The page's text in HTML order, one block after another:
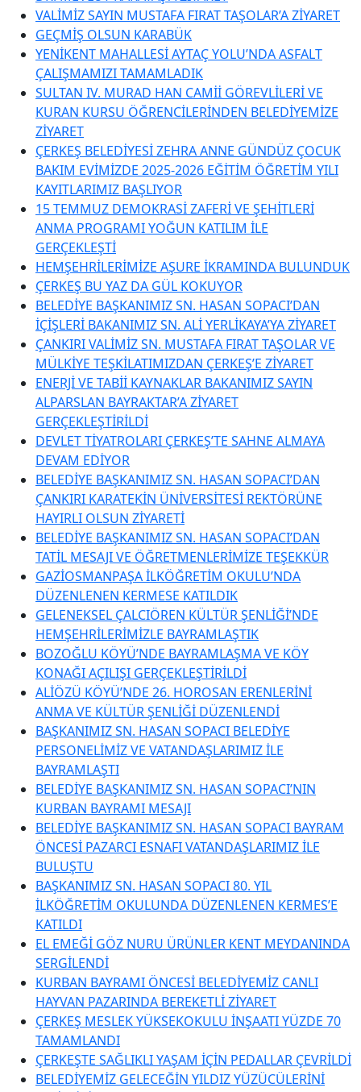
VALİMİZ SAYIN MUSTAFA FIRAT TAŞOLAR’A ZİYARET
GEÇMİŞ OLSUN KARABÜK
YENİKENT MAHALLESİ AYTAÇ YOLU’NDA ASFALT
ÇALIŞMAMIZI TAMAMLADIK
SULTAN IV. MURAD HAN CAMİİ GÖREVLİLERİ VE
KURAN KURSU ÖĞRENCİLERİNDEN BELEDİYEMİZE
ZİYARET
ÇERKEŞ BELEDİYESİ ZEHRA ANNE GÜNDÜZ ÇOCUK
BAKIM EVİMİZDE 2025-2026 EĞİTİM ÖĞRETİM YILI
KAYITLARIMIZ BAŞLIYOR
15 TEMMUZ DEMOKRASİ ZAFERİ VE ŞEHİTLERİ
ANMA PROGRAMI YOĞUN KATILIM İLE
GERÇEKLEŞTİ
HEMŞEHRİLERİMİZE AŞURE İKRAMINDA BULUNDUK
ÇERKEŞ BU YAZ DA GÜL KOKUYOR
BELEDİYE BAŞKANIMIZ SN. HASAN SOPACI’DAN
İÇİŞLERİ BAKANIMIZ SN. ALİ YERLİKAYA’YA ZİYARET
ÇANKIRI VALİMİZ SN. MUSTAFA FIRAT TAŞOLAR VE
MÜLKİYE TEŞKİLATIMIZDAN ÇERKEŞ’E ZİYARET
ENERJİ VE TABİİ KAYNAKLAR BAKANIMIZ SAYIN
ALPARSLAN BAYRAKTAR’A ZİYARET
GERÇEKLEŞTİRİLDİ
DEVLET TİYATROLARI ÇERKEŞ’TE SAHNE ALMAYA
DEVAM EDİYOR
BELEDİYE BAŞKANIMIZ SN. HASAN SOPACI’DAN
ÇANKIRI KARATEKİN ÜNİVERSİTESİ REKTÖRÜNE
HAYIRLI OLSUN ZİYARETİ
BELEDİYE BAŞKANIMIZ SN. HASAN SOPACI’DAN
TATİL MESAJI VE ÖĞRETMENLERİMİZE TEŞEKKÜR
GAZİOSMANPAŞA İLKÖĞRETİM OKULU’NDA
DÜZENLENEN KERMESE KATILDIK
GELENEKSEL ÇALCIÖREN KÜLTÜR ŞENLİĞİ’NDE
HEMŞEHRİLERİMİZLE BAYRAMLAŞTIK
BOZOĞLU KÖYÜ’NDE BAYRAMLAŞMA VE KÖY
KONAĞI AÇILIŞI GERÇEKLEŞTİRİLDİ
ALİÖZÜ KÖYÜ’NDE 26. HOROSAN ERENLERİNİ
ANMA VE KÜLTÜR ŞENLİĞİ DÜZENLENDİ
BAŞKANIMIZ SN. HASAN SOPACI BELEDİYE
PERSONELİMİZ VE VATANDAŞLARIMIZ İLE
BAYRAMLAŞTI
BELEDİYE BAŞKANIMIZ SN. HASAN SOPACI’NIN
KURBAN BAYRAMI MESAJI
BELEDİYE BAŞKANIMIZ SN. HASAN SOPACI BAYRAM
ÖNCESİ PAZARCI ESNAFI VATANDAŞLARIMIZ İLE
BULUŞTU
BAŞKANIMIZ SN. HASAN SOPACI 80. YIL
İLKÖĞRETİM OKULUNDA DÜZENLENEN KERMES’E
KATILDI
EL EMEĞİ GÖZ NURU ÜRÜNLER KENT MEYDANINDA
SERGİLENDİ
KURBAN BAYRAMI ÖNCESİ BELEDİYEMİZ CANLI
HAYVAN PAZARINDA BEREKETLİ ZİYARET
ÇERKEŞ MESLEK YÜKSEKOKULU İNŞAATI YÜZDE 70
TAMAMLANDI
ÇERKEŞTE SAĞLIKLI YAŞAM İÇİN PEDALLAR ÇEVRİLDİ
BELEDİYEMİZ GELECEĞİN YILDIZ YÜZÜCÜLERİNİ